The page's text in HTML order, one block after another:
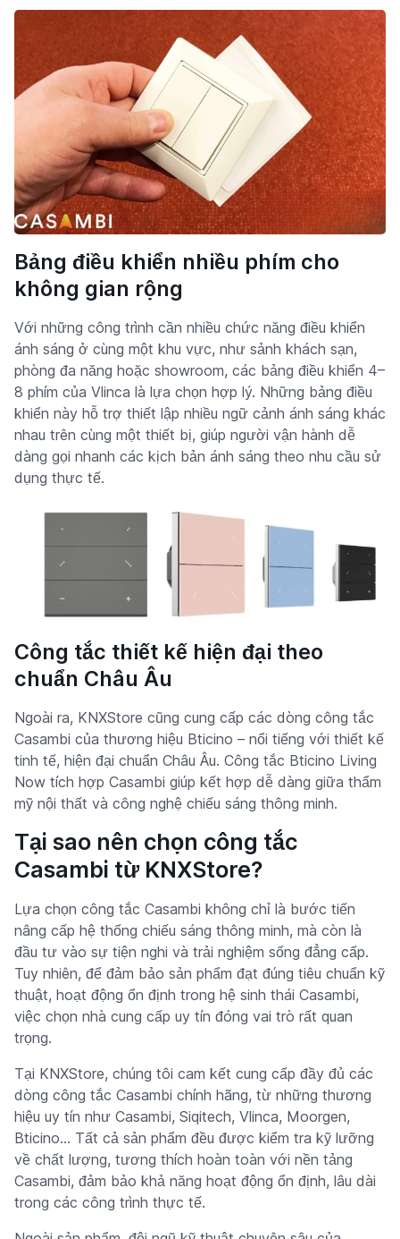
Bảng điều khiển nhiều phím cho
không gian rộng
Với những công trình cần nhiều chức năng điều khiển
ánh sáng ở cùng một khu vực, như sảnh khách sạn,
phòng đa năng hoặc showroom, các bảng điều khiển 4–
8 phím của Vlinca là lựa chọn hợp lý. Những bảng điều
khiển này hỗ trợ thiết lập nhiều ngữ cảnh ánh sáng khác
nhau trên cùng một thiết bị, giúp người vận hành dễ
dàng gọi nhanh các kịch bản ánh sáng theo nhu cầu sử
dụng thực tế.
Công tắc thiết kế hiện đại theo
chuẩn Châu Âu
Ngoài ra, KNXStore cũng cung cấp các dòng công tắc
Casambi của thương hiệu Bticino – nổi tiếng với thiết kế
tinh tế, hiện đại chuẩn Châu Âu. Công tắc Bticino Living
Now tích hợp Casambi giúp kết hợp dễ dàng giữa thẩm
mỹ nội thất và công nghệ chiếu sáng thông minh.
Tại sao nên chọn công tắc
Casambi từ KNXStore?
Lựa chọn công tắc Casambi không chỉ là bước tiến
nâng cấp hệ thống chiếu sáng thông minh, mà còn là
đầu tư vào sự tiện nghi và trải nghiệm sống đẳng cấp.
Tuy nhiên, để đảm bảo sản phẩm đạt đúng tiêu chuẩn kỹ
thuật, hoạt động ổn định trong hệ sinh thái Casambi,
việc chọn nhà cung cấp uy tín đóng vai trò rất quan
trọng.
Tại KNXStore, chúng tôi cam kết cung cấp đầy đủ các
dòng công tắc Casambi chính hãng, từ những thương
hiệu uy tín như Casambi, Siqitech, Vlinca, Moorgen,
Bticino... Tất cả sản phẩm đều được kiểm tra kỹ lưỡng
về chất lượng, tương thích hoàn toàn với nền tảng
Casambi, đảm bảo khả năng hoạt động ổn định, lâu dài
trong các công trình thực tế.